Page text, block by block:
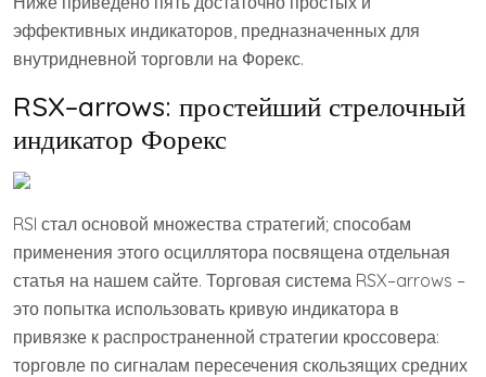
эффективных индикаторов, предназначенных для
внутридневной торговли на Форекс.
RSX–arrows: простейший стрелочный
индикатор Форекс
RSI стал основой множества стратегий; способам
применения этого осциллятора посвящена отдельная
статья на нашем сайте. Торговая система RSX–arrows –
это попытка использовать кривую индикатора в
привязке к распространенной стратегии кроссовера:
торговле по сигналам пересечения скользящих средних